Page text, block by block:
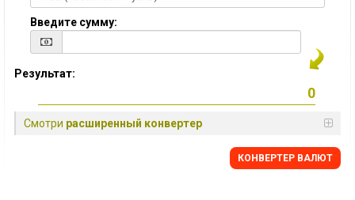
Введите сумму:
Результат:
Смотри расширенный конвертер
КОНВЕРТЕР ВАЛЮТ